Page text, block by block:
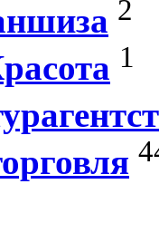
2
1